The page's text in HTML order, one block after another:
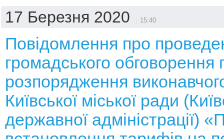
17 Березня 2020 15:40
Повідомлення про
громадського обговорення
розпорядження
Київської міської ради
державної адміністрації)